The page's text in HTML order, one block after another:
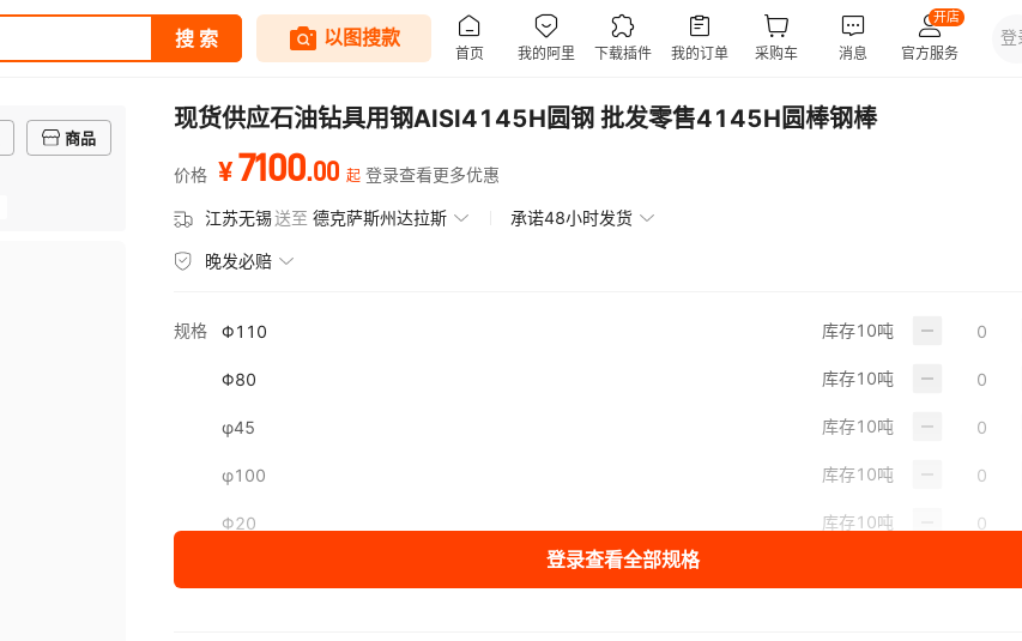
商品
现货供应石油钻具用钢AISI4145H圆钢 批发零售4145H圆棒钢棒
价格 ¥7100.00 起 登录查看更多优惠
江苏无锡送至 德克萨斯州达拉斯 承诺48小时发货
晚发必赔
规格 Φ110 库存10吨
Φ80 库存10吨
φ45 库存10吨
φ100 库存10吨
Φ20 库存10吨
登录查看全部规格